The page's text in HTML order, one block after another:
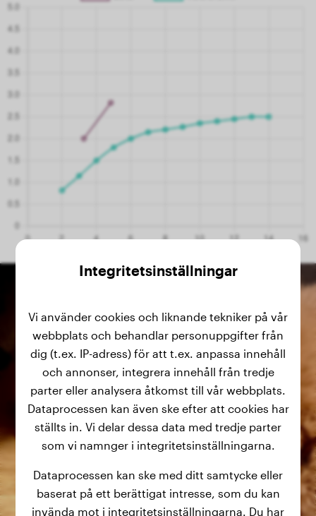
Integritetsinställningar
Vi använder cookies och liknande tekniker på vår
webbplats och behandlar personuppgifter från
dig (t.ex. IP-adress) för att t.ex. anpassa innehåll
och annonser, integrera innehåll från tredje
parter eller analysera åtkomst till vår webbplats.
Dataprocessen kan även ske efter att cookies har
ställts in. Vi delar dessa data med tredje parter
som vi namnger i integritetsinställningarna.
Dataprocessen kan ske med ditt samtycke eller
baserat på ett berättigat intresse, som du kan
invända mot i integritetsinställningarna. Du har